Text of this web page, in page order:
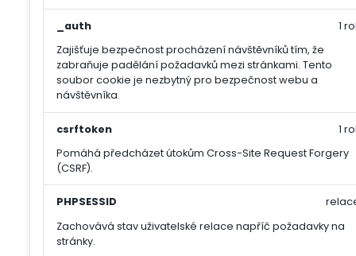
_auth
Zajišťuje bezpečnost procházení návštěvníků tím, že
zabraňuje padělání požadavků mezi stránkami. Tento
soubor cookie je nezbytný pro bezpečnost webu a
návštěvníka.
1
csrftoken
Pomáhá předcházet útokům Cross-Site Request Forgery
(CSRF).
1
PHPSESSID
Zachovává stav uživatelské relace napříč požadavky na
stránky.